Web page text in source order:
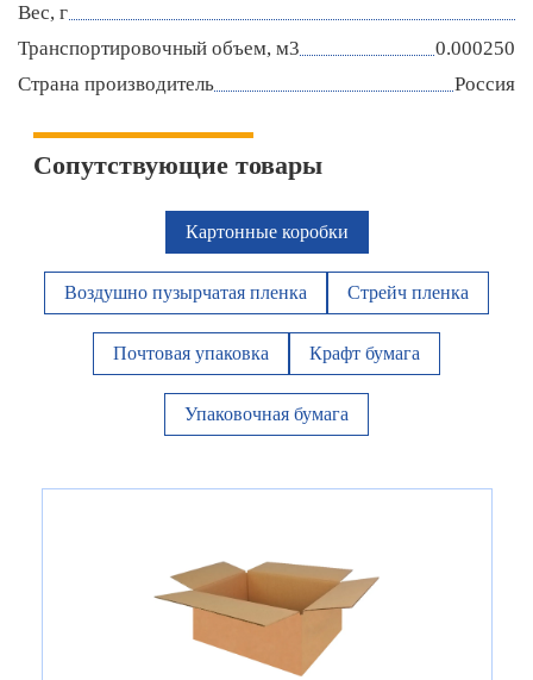
Вес, г
Транспортировочный объем, м3
0.000250
Страна производитель
Россия
Сопутствующие товары
Картонные коробки
Воздушно пузырчатая пленка Стрейч пленка
Почтовая упаковка Крафт бумага
Упаковочная бумага